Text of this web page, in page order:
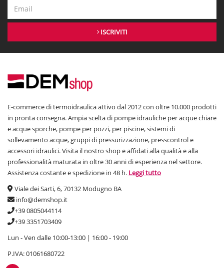
ISCRIVITI
E-commerce di termoidraulica attivo dal 2012 con oltre 10.000 prodotti
in pronta consegna. Ampia scelta di pompe idrauliche per acque chiare
e acque sporche, pompe per pozzi, per piscine, sistemi di
sollevamento acque, gruppi di pressurizzazione, presscontrol e
accessori idraulici. Visita il nostro shop e affidati alla qualità e alla
professionalità maturata in oltre 30 anni di esperienza nel settore.
Assistenza costante e spedizione in 48 h. Leggi tutto
Viale dei Sarti, 6, 70132 Modugno BA
info@demshop.it
+39 0805044114
+39 3351703409
Lun - Ven dalle 10:00-13:00 | 16:00 - 19:00
P.IVA: 01061680722